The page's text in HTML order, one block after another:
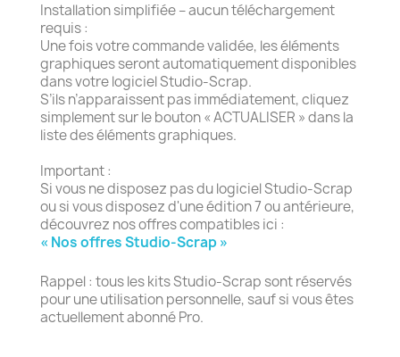
Installation simplifiée – aucun téléchargement
requis :
Une fois votre commande validée, les éléments
graphiques seront automatiquement disponibles
dans votre logiciel Studio-Scrap.
S’ils n’apparaissent pas immédiatement, cliquez
simplement sur le bouton « ACTUALISER » dans la
liste des éléments graphiques.
Important :
Si vous ne disposez pas du logiciel Studio-Scrap
ou si vous disposez d'une édition 7 ou antérieure,
découvrez nos offres compatibles ici :
« Nos offres Studio-Scrap »
Rappel : tous les kits Studio-Scrap sont réservés
pour une utilisation personnelle, sauf si vous êtes
actuellement abonné Pro.